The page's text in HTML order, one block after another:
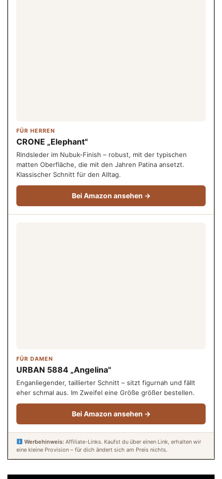
FÜR HERREN
CRONE „Elephant"
Rindsleder im Nubuk-Finish – robust, mit der typischen
matten Oberfläche, die mit den Jahren Patina ansetzt.
Klassischer Schnitt für den Alltag.
Bei Amazon ansehen →
FÜR DAMEN
URBAN 5884 „Angelina"
Enganliegender, taillierter Schnitt – sitzt figurnah und fällt
eher schmal aus. Im Zweifel eine Größe größer bestellen.
Bei Amazon ansehen →
Werbehinweis:Affiliate-Links. Kaufst du über einen Link, erhalten wir
eine kleine Provision – für dich ändert sich am Preis nichts.